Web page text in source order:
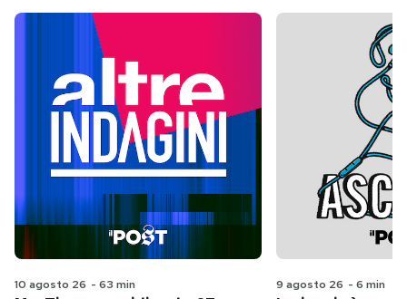
10 agosto 26 - 63 min 9 agosto 26 - 6 min